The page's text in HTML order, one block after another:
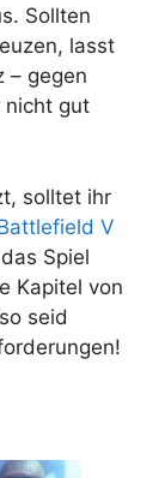
Sollten
lasst
– gegen
nicht gut
solltet ihr
V
Spiel
Kapitel von
seid